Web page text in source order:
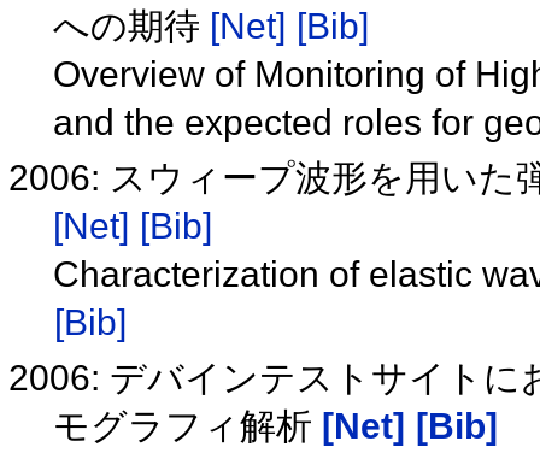
への期待 [Net] [Bib]
Overview of Monitoring of
and the expected roles for
2006: スウィープ波形を用いた
[Net] [Bib]
Characterization of elastic
[Bib]
2006: デバインテストサイトに
モグラフィ解析 [Net] [Bib]